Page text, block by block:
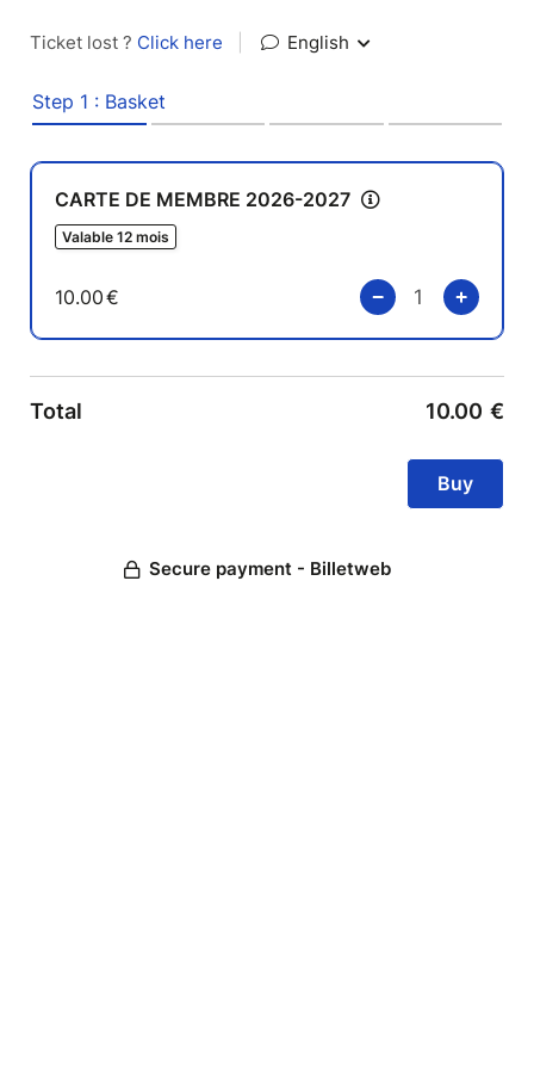
Ticket lost ? Click here English
Step 1 : Basket
CARTE DE MEMBRE 2026-2027
Valable 12 mois
10.00€
Total 10.00 €
Secure payment - Billetweb